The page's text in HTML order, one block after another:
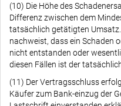
(10) Die Höhe des
Differenz zwischen dem
tatsächlich getätigten
nachweist, dass ein Schaden
nicht entstanden oder
diesen Fällen ist der
(11) Der Vertragsschluss
Käufer zum Bank-einzug der